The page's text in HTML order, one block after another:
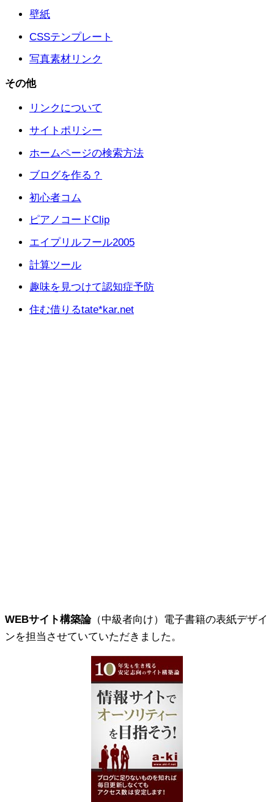
壁紙
CSSテンプレート
写真素材リンク
その他
リンクについて
サイトポリシー
ホームページの検索方法
ブログを作る？
初心者コム
ピアノコードClip
エイプリルフール2005
計算ツール
趣味を見つけて認知症予防
住む借りるtate*kar.net
WEBサイト構築論（中級者向け）電子書籍の表紙デザイ
ンを担当させていていただきました。